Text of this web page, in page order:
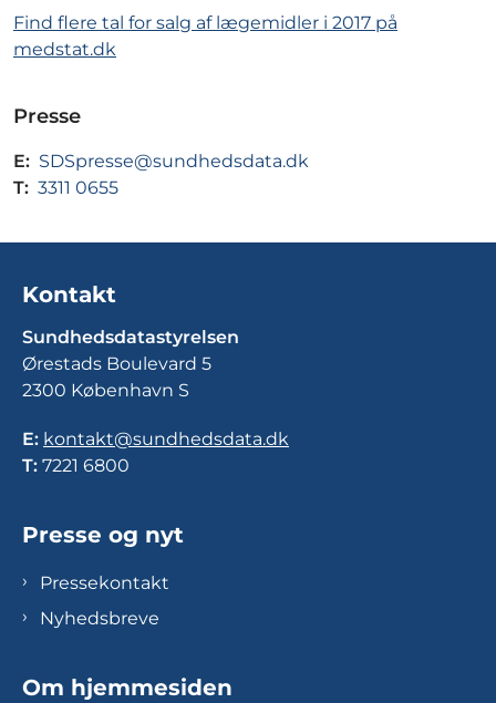
Find flere tal for salg af lægemidler i 2017 på
medstat.dk
Presse
E: SDSpresse@sundhedsdata.dk
T: 3311 0655
Kontakt
Sundhedsdatastyrelsen
Ørestads Boulevard 5
2300 København S
E: kontakt@sundhedsdata.dk
T: 7221 6800
Presse og nyt
Pressekontakt
Nyhedsbreve
Om hjemmesiden